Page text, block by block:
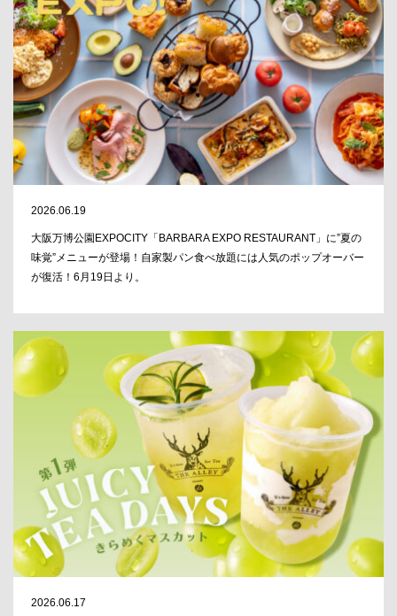
2026.06.19
大阪万博公園EXPOCITY「BARBARA EXPO RESTAURANT」に”夏の
味覚”メニューが登場！自家製パン食べ放題には人気のポップオーバー
が復活！6月19日より。
2026.06.17